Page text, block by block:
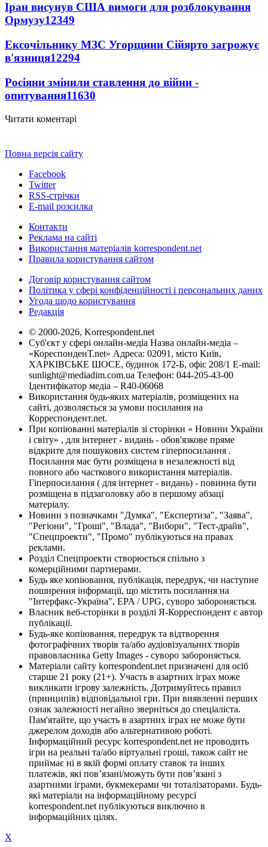
Іран висунув США вимоги для розблокування
Ормузу12349
Ексочільнику МЗС Угорщини Сійярто загрожує
в'язниця12294
Росіяни змінили ставлення до війни -
опитування11630
Читати коментарі
Повна версія сайту
Facebook
Twitter
RSS-стрічки
E-mail розсилка
Контакти
Реклама на сайті
Використання матеріалів korrespondent.net
Правила користування сайтом
Договір користування сайтом
Політика у сфері конфіденційності і персональних даних
Угода щодо користування
Редакція
© 2000-2026, Korrespondent.net
Суб'єкт у сфері онлайн-медіа Назва онлайн-медіа –
«КореспонденТ.net» Адреса: 02091, місто Київ,
ХАРКІВСЬКЕ ШОСЕ, будинок 172-Б, офіс 208/1 E-mail:
sunlight@mediadim.com.ua Телефон: 044-205-43-00
Ідентифікатор медіа – R40-06068
Використання будь-яких матеріалів, розміщених на
сайті, дозволяється за умови посилання на
Корреспондент.net.
При копіюванні матеріалів зі сторінки « Новини України
і світу» , для інтернет - видань - обов'язкове пряме
відкрите для пошукових систем гіперпосилання .
Посилання має бути розміщена в незалежності від
повного або часткового використання матеріалів.
Гіперпосилання ( для інтернет - видань) - повинна бути
розміщена в підзаголовку або в першому абзаці
матеріалу.
Новини з позначками "Думка", "Експертиза", "Заява",
"Регіони", "Гроші", "Влада", "Вибори", "Тест-драйв",
"Спецпроекти", "Промо" публікуються на правах
реклами.
Розділ Спецпроекти створюється спільно з
комерційними партнерами.
Будь яке копіювання, публікація, передрук, чи наступне
поширення інформації, що містить посилання на
"Інтерфакс-Україна", EPA / UPG, суворо забороняється.
Власник веб-сторінки в розділі Я-Корреспондент є автор
публікації.
Будь-яке копіювання, передрук та відтворення
фотографічних творів та/або аудіовізуальних творів
правовласника Getty Images - суворо забороняється.
Матеріали сайту korrespondent.net призначені для осіб
старше 21 року (21+). Участь в азартних іграх може
викликати ігрову залежність. Дотримуйтесь правил
(принципів) відповідальної гри. При виявленні перших
ознак залежності негайно зверніться до спеціаліста.
Пам'ятайте, що участь в азартних іграх не може бути
джерелом доходів або альтернативою роботі.
Інформаційний ресурс korrespondent.net не проводить
ігри на реальні та/або віртуальні гроші, також сайт не
приймає ні в якій формі оплату ставок та інших
платежів, які пов’язані/можуть бути пов’язані з
азартними іграми, букмекерами чи тоталізаторами. Будь-
які матеріали на інформаційному ресурсі
korrespondent.net публікуються виключно в
інформаційних цілях.
X